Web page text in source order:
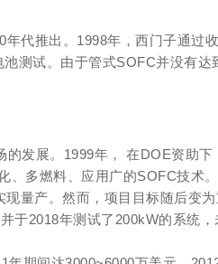
代推出。1998年，西门子通过
测试。由于管式SOFC并没有
发展。1999年， 在DOE资助
多燃料、应用广的SOFC技术。
量产。然而，项目目标随后变
于2018年测试了200kW的系统